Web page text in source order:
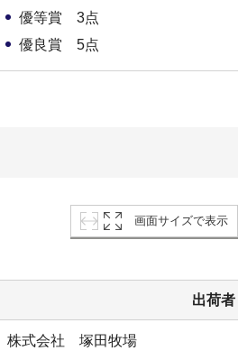
優等賞 3点
優良賞 5点
画面サイズで表示
出荷者
株式会社 塚田牧場